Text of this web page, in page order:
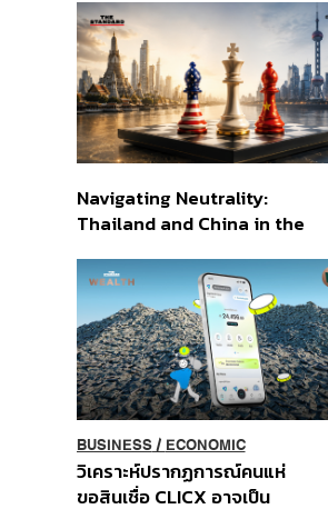
ส่วนยุทธศาสตร์ไทย –
อินโดนีเซีย
Navigating Neutrality:
Thailand and China in the
Order
BUSINESS/ ECONOMIC
วิเคราะห์ปรากฏการณ์คนแห่
ขอสินเชื่อ CLICX อาจเป็น